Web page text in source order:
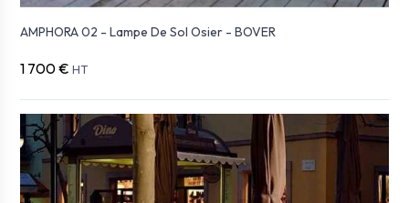
AMPHORA 02 - Lampe De Sol Osier - BOVER
1 700 € HT